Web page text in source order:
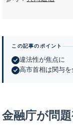
この記事のポイント
違法性が焦点に
高市首相は関与を
金融庁が問